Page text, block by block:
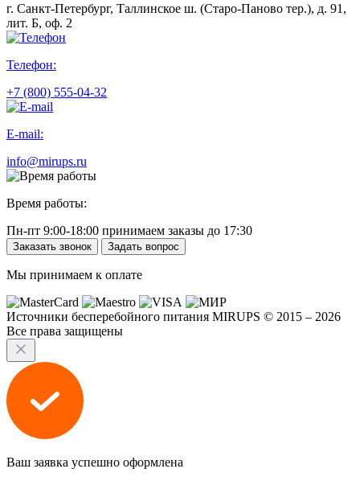
г. Санкт-Петербург, Таллинское ш. (Старо-Паново тер.), д. 91,
лит. Б, оф. 2
Телефон:
+7 (800) 555-04-32
E-mail:
info@mirups.ru
Время работы:
Пн-пт 9:00-18:00 принимаем заказы до 17:30
Заказать звонок Задать вопрос
Мы принимаем к оплате
Источники бесперебойного питания MIRUPS © 2015 – 2026
Все права защищены
Ваш заявка успешно оформлена